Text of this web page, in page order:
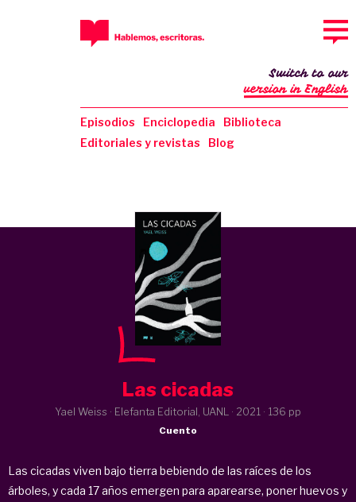
Episodios Enciclopedia
Biblioteca
Editoriales y revistas
Blog
Switch to our
version in English
Las cicadas
Yael Weiss · Elefanta Editorial, UANL · 2021 · 136 pp
Cuento
Las cicadas viven bajo tierra bebiendo de las raíces de los
árboles, y cada 17 años emergen para aparearse, poner huevos y